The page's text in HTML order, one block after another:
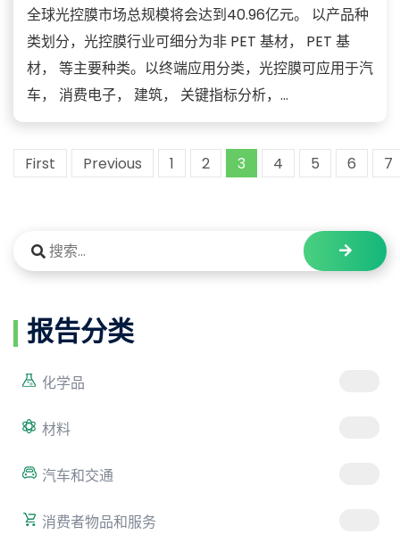
全球光控膜市场总规模将会达到40.96亿元。 以产品种
类划分，光控膜行业可细分为非 PET 基材， PET 基
材， 等主要种类。以终端应用分类，光控膜可应用于汽
车， 消费电子， 建筑， 关键指标分析，...
First Previous 1 2 3 4 5 6 7
报告分类
化学品
材料
汽车和交通
消费者物品和服务